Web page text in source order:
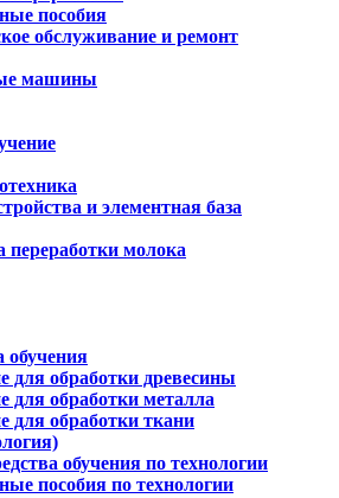
пособия
обслуживание и ремонт
машины
и элементная база
переработки молока
обучения
для обработки древесины
для обработки металла
для обработки ткани
обучения по технологии
пособия по технологии